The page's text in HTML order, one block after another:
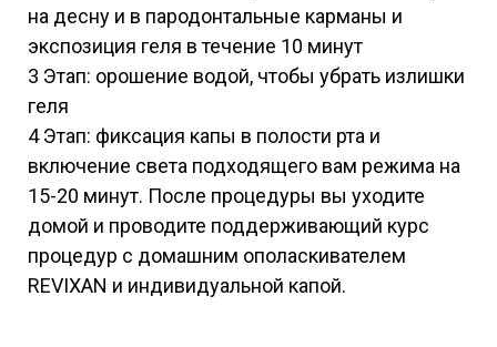
на десну и в пародонтальные карманы и
экспозиция геля в течение 10 минут
3 Этап: орошение водой, чтобы убрать излишки
геля
4 Этап: фиксация капы в полости рта и
включение света подходящего вам режима на
15-20 минут. После процедуры вы уходите
домой и проводите поддерживающий курс
процедур с домашним ополаскивателем
REVIXAN и индивидуальной капой.